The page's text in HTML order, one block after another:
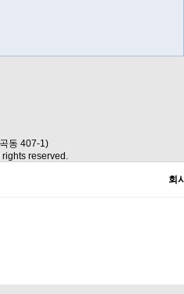
동 407-1)
rights reserved.
회